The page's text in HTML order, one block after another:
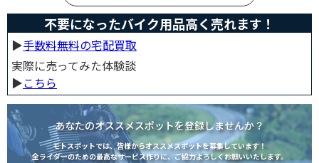
不要になったバイク用品高く売れます！
▶︎手数料無料の宅配買取
実際に売ってみた体験談
▶︎こちら
あなたのオススメスポットを登録しませんか？
モトスポットでは、皆様からオススメスポットを募集しています！
全ライダーのための最高なサービス作りに、ご協力よろしくお願いいたします。